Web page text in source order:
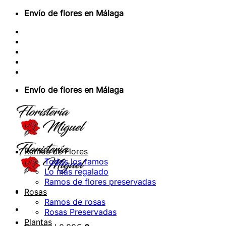
Saltar
contenido
Envío de flores en Málaga
Envío de flores en Málaga
Ramos de Flores
Todos los ramos
Lo más regalado
Ramos de flores preservadas
Rosas
Ramos de rosas
Rosas Preservadas
Plantas